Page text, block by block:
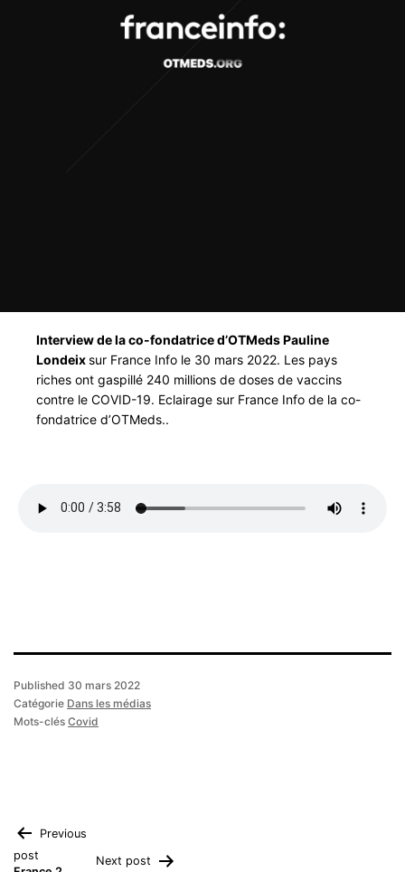
Interview de la co-fondatrice d’OTMeds Pauline
Londeixsur France Info le 30 mars 2022. Les pays
riches ont gaspillé 240 millions de doses de vaccins
contre le COVID-19. Eclairage sur France Info de la co-
fondatrice d’OTMeds..
Published 30 mars 2022
Catégorie Dans les médias
Mots-clés Covid
Navigation
Previous
post
Next post